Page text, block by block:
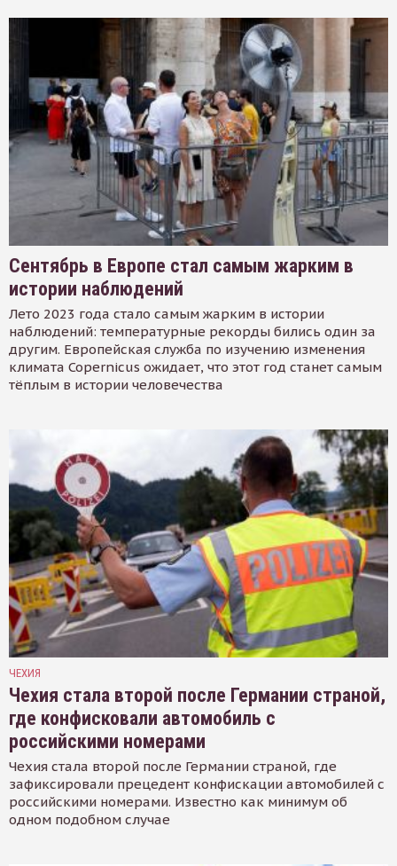
Сентябрь в Европе стал самым жарким в
истории наблюдений
Лето 2023 года стало самым жарким в истории
наблюдений: температурные рекорды бились один за
другим. Европейская служба по изучению изменения
климата Copernicus ожидает, что этот год станет самым
тёплым в истории человечества
ЧЕХИЯ
Чехия стала второй после Германии страной,
где конфисковали автомобиль с
российскими номерами
Чехия стала второй после Германии страной, где
зафиксировали прецедент конфискации автомобилей с
российскими номерами. Известно как минимум об
одном подобном случае